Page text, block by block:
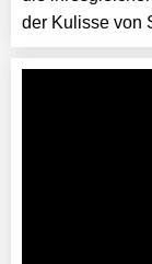
der Kulisse von